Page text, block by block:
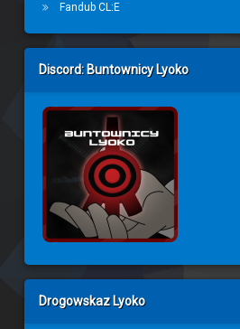
Fandub CL:E
Discord: Buntownicy Lyoko
Drogowskaz Lyoko